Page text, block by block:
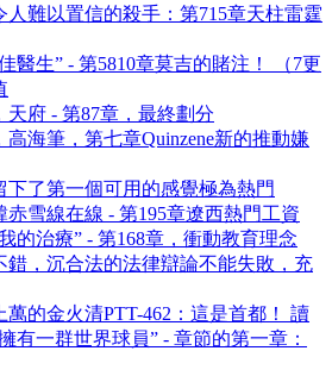
人難以置信的殺手：第715章天柱雷霆
醫生” - 第5810章莫吉的賭注！ （7更
府 - 第87章，最終劃分
高海筆，第七章Quinzene新的推動嫌
下了第一個可用的感覺極為熱門
雪線在線 - 第195章遼西熱門工資
的治療” - 第168章，衝動教育理念
錯，沉合法的法律辯論不能失敗，充
萬的金火清PTT-462：這是首都！ 讀
有一群世界球員” - 章節的第一章：